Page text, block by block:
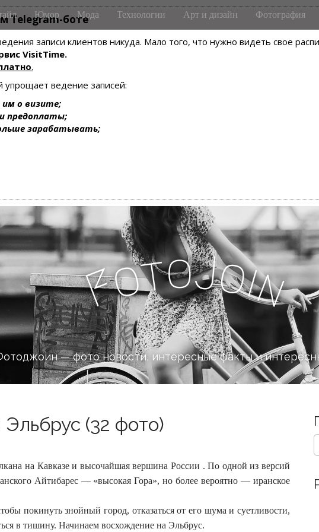
Telegram-боте
записи клиентов никуда. Мало того, что нужно видеть свое
VisitTime.
.
упрощает ведение записей:
о визите;
предоплаты;
зарабатывать;
Юмор Мода Технологии Арт и дизайн Фотография
FotoJoi
n
— фото новости, интересные факты и
(32 фото)
на Кавказе и высочайшая вершина России . По одной из версий
Айтибарес — «высокая Гора», но более вероятно — иранское
покинуть знойный город, отказаться от его шума и суетливости,
в тишину. Начинаем восхождение на Эльбрус.
S
e
c